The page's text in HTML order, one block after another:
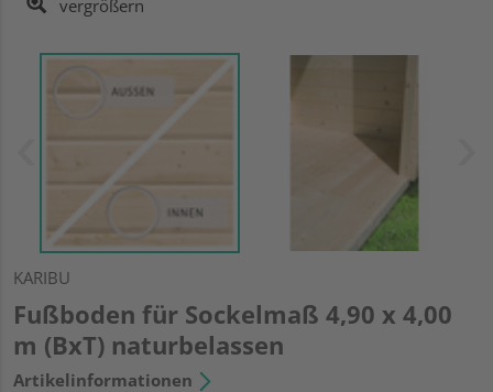
vergrößern
KARIBU
Fußboden für Sockelmaß 4,90 x 4,00
m (BxT) naturbelassen
Artikelinformationen